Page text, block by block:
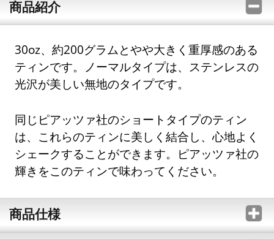
商品紹介
30oz、約200グラムとやや大きく重厚感のある
ティンです。ノーマルタイプは、ステンレスの
光沢が美しい無地のタイプです。
同じピアッツァ社のショートタイプのティン
は、これらのティンに美しく結合し、心地よく
シェークすることができます。ピアッツァ社の
輝きをこのティンで味わってください。
商品仕様